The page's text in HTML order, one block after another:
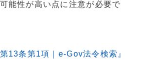
能性が高い点に注意が必要で
13条第1項｜e-Gov法令検索』